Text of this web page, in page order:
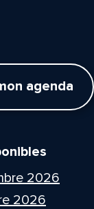
agenda
2026
2026